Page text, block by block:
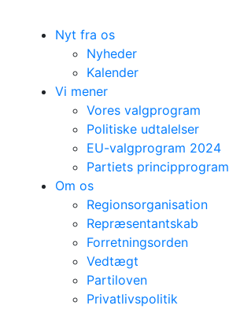
Nyt fra os
Nyheder
Kalender
Vi mener
Vores valgprogram
Politiske udtalelser
EU-valgprogram 2024
Partiets principprogram
Om os
Regionsorganisation
Repræsentantskab
Forretningsorden
Vedtægt
Partiloven
Privatlivspolitik